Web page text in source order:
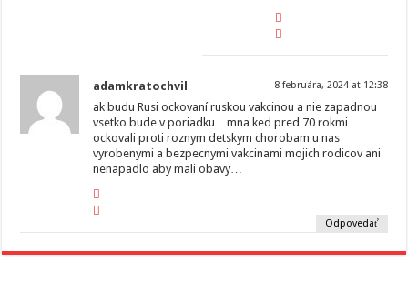
adamkratochvil 8 februára, 2024 at 12:38
ak budu Rusi ockovaní ruskou vakcinou a nie zapadnou
vsetko bude v poriadku…mna ked pred 70 rokmi
ockovali proti roznym detskym chorobam u nas
vyrobenymi a bezpecnymi vakcinami mojich rodicov ani
nenapadlo aby mali obavy…
Odpovedať